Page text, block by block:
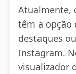
Atualmente,
têm a opção
destaques
Instagram.
visualizador